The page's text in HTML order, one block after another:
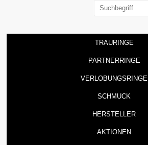
TRAURINGE
PARTNERRINGE
VERLOBUNGSRINGE
SCHMUCK
HERSTELLER
AKTIONEN